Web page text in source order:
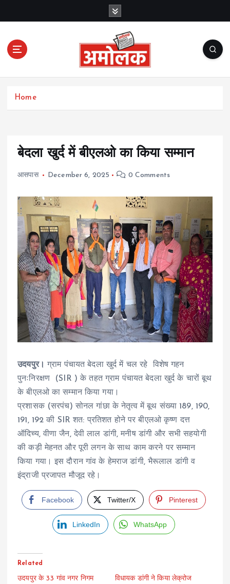
c
Amolak News
Home
बेदला खुर्द में बीएलओ का किया सम्मान
आसपास December 6, 2025 0 Comments
उदयपुर।ग्राम पंचायत बेदला खुर्द में चल रहे विशेष गहन
पुनःनिरक्षण (SIR ) के तहत ग्राम पंचायत बेदला खुर्द के चारों बूथ
के बीएलओ का सम्मान किया गया।
प्रशासक (सरपंच) सोनल गांछा के नेतृत्व में बूथ संख्या 189, 190,
191, 192 की SIR शत: प्रतिशत होने पर बीएलओ कृष्ण दत्त
ऑदिच्य, वीणा जैन, देवी लाल डांगी, मनीष डांगी और सभी सहयोगी
की कड़ी मेहनत और पूरी लगन के साथ काम करने पर सम्मान
किया गया। इस दौरान गांव के हेमराज डांगी, भैरूलाल डांगी व
इंद्राजी प्रजापत मौजूद रहे।
Facebook Twitter/X Pinterest
LinkedIn WhatsApp
Related
उदयपुर के 33 गांव नगर निगम
विधायक डांगी ने किया लेक्रोज